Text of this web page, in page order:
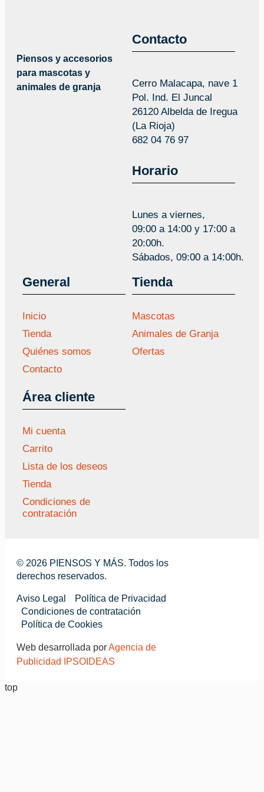
Piensos y accesorios
para mascotas y
animales de granja
Contacto
Cerro Malacapa, nave 1
Pol. Ind. El Juncal
26120 Albelda de Iregua
(La Rioja)
682 04 76 97
Horario
Lunes a viernes,
09:00 a 14:00 y 17:00 a
20:00h.
Sábados, 09:00 a 14:00h.
General
Inicio
Tienda
Quiénes somos
Contacto
Área cliente
Mi cuenta
Carrito
Lista de los deseos
Tienda
Condiciones de
contratación
Tienda
Mascotas
Animales de Granja
Ofertas
© 2026 PIENSOS Y MÁS. Todos los
derechos reservados.
Aviso Legal
Política de Privacidad
Condiciones de contratación
Política de Cookies
Web desarrollada porAgencia de
Publicidad IPSOIDEAS
top